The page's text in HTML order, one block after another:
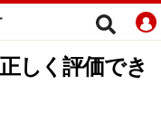
しく評価でき